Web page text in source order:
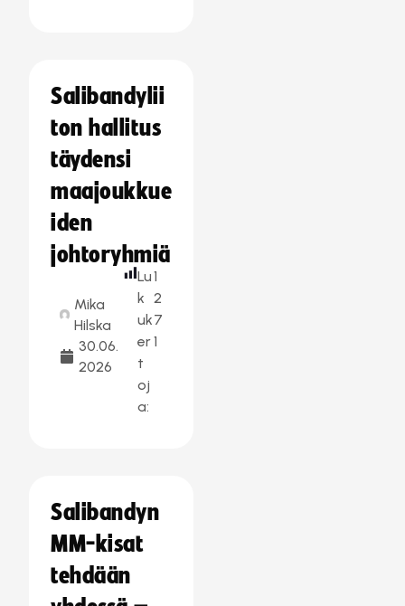
Salibandylii
ton hallitus
täydensi
maajoukkue
iden
johtoryhmiä
Mika
Hilska
30.06.
2026
Lu
k
uk
er
t
oj
a:
1
2
7
1
Salibandyn
MM-kisat
tehdään